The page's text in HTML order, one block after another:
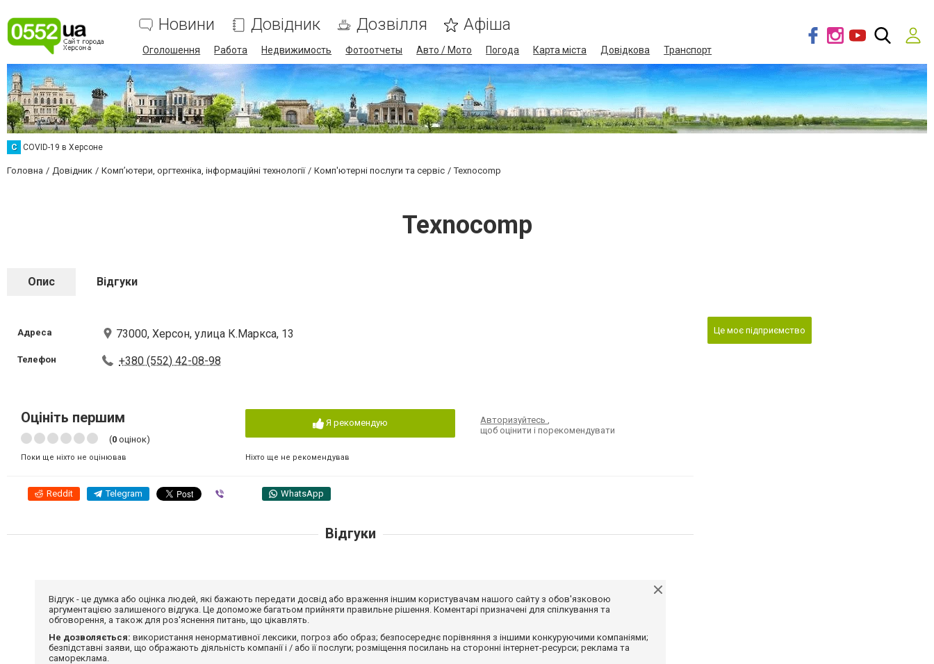
Новини Довідник Дозвілля Афіша
Оголошення Работа Недвижимость Фотоотчеты Авто / Мото Погода Карта міста Довідкова Транспорт
C COVID-19 в Херсоне
Головна Довідник Комп’ютери, оргтехніка, інформаційні технології Комп'ютерні послуги та сервіс Texnocomp
Texnocomp
Опис Відгуки
Адреса 73000, Херсон, улица К.Маркса, 13
Телефон +380 (552) 42-08-98
Оцініть першим
(0 оцінок)
Поки ще ніхто не оцінював
Я рекомендую
Ніхто ще не рекомендував
Авторизуйтесь,
щоб оцінити і порекомендувати
Reddit Telegram WhatsApp
Це моє підприємство
Відгуки
Відгук - це думка або оцінка людей, які бажають передати досвід або враження іншим користувачам нашого сайту з обов'язковою
аргументацією залишеного відгука. Це допоможе багатьом прийняти правильне рішення. Коментарі призначені для спілкування та
обговорення, а також для роз'яснення питань, що цікавлять.
Не дозволяється: використання ненормативної лексики, погроз або образ; безпосереднє порівняння з іншими конкуруючими компаніями;
безпідставні заяви, що ображають діяльність компанії і / або її послуги; розміщення посилань на сторонні інтернет-ресурси; реклама та
самореклама.